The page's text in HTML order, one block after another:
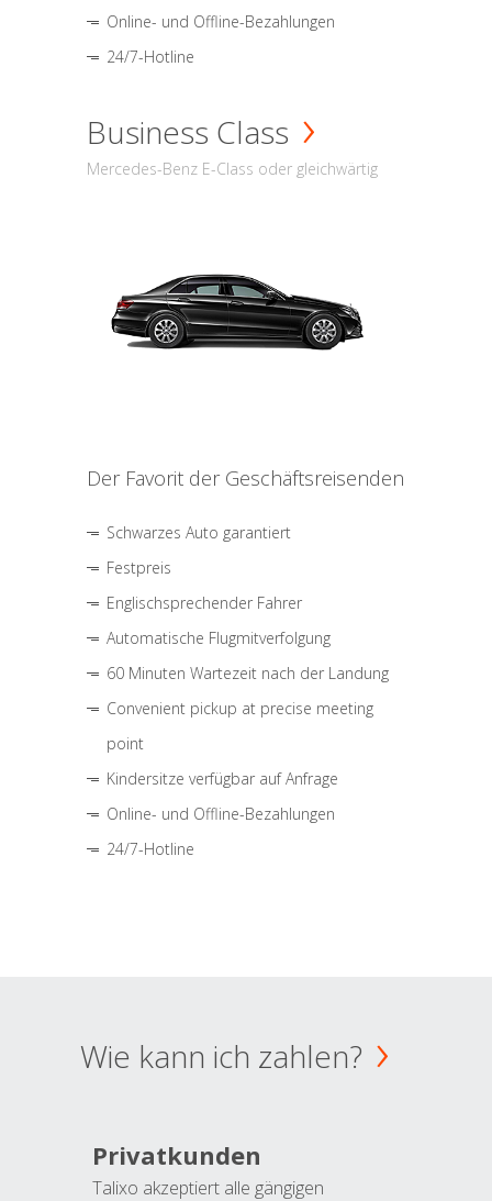
Online- und Offline-Bezahlungen
24/7-Hotline
Business Class
Mercedes-Benz E-Class oder gleichwärtig
Der Favorit der Geschäftsreisenden
Schwarzes Auto garantiert
Festpreis
Englischsprechender Fahrer
Automatische Flugmitverfolgung
60 Minuten Wartezeit nach der Landung
Convenient pickup at precise meeting
point
Kindersitze verfügbar auf Anfrage
Online- und Offline-Bezahlungen
24/7-Hotline
Wie kann ich zahlen?
Privatkunden
Talixo akzeptiert alle gängigen